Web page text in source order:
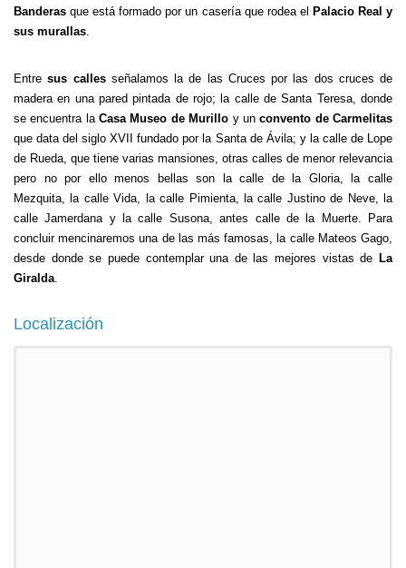
Banderas que está formado por un casería que rodea el Palacio Real y
sus murallas.
Entresus callesseñalamos la de las Cruces por las dos cruces de
madera en una pared pintada de rojo; la calle de Santa Teresa, donde
se encuentra laCasa Museo de Murillo y unconvento de Carmelitas
que data del siglo XVII fundado por la Santa de Ávila; y la calle de Lope
de Rueda, que tiene varias mansiones, otras calles de menor relevancia
pero no por ello menos bellas son la calle de la Gloria, la calle
Mezquita, la calle Vida, la calle Pimienta, la calle Justino de Neve, la
calle Jamerdana y la calle Susona, antes calle de la Muerte. Para
concluir mencinaremos una de las más famosas, la calle Mateos Gago,
desde donde se puede contemplar una de las mejores vistas de La
Giralda.
Localización